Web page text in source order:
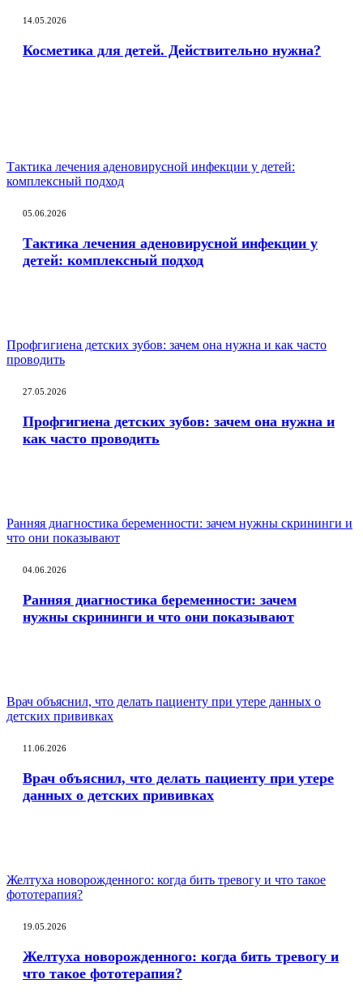
14.05.2026
Косметика для детей. Действительно нужна?
Тактика лечения аденовирусной инфекции у детей:
комплексный подход
05.06.2026
Тактика лечения аденовирусной инфекции у
детей: комплексный подход
Профгигиена детских зубов: зачем она нужна и как часто
проводить
27.05.2026
Профгигиена детских зубов: зачем она нужна и
как часто проводить
Ранняя диагностика беременности: зачем нужны скрининги и
что они показывают
04.06.2026
Ранняя диагностика беременности: зачем
нужны скрининги и что они показывают
Врач объяснил, что делать пациенту при утере данных о
детских прививках
11.06.2026
Врач объяснил, что делать пациенту при утере
данных о детских прививках
Желтуха новорожденного: когда бить тревогу и что такое
фототерапия?
19.05.2026
Желтуха новорожденного: когда бить тревогу и
что такое фототерапия?